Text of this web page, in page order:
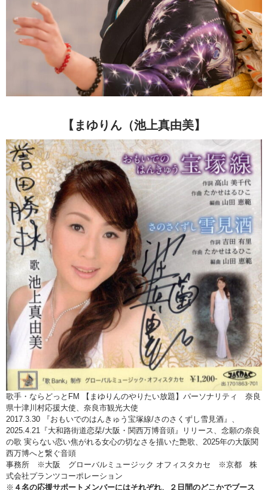
【まゆりん（池上真由美】
歌手・ならどっとFM 【まゆりんのやりたい放題】パーソナリティ 奈良
県十津川村応援大使、奈良市観光大使
2017.3.30 『おもいでのはんきゅう宝塚線/さのさくずし雪見酒』、
2025.4.21『大和路街道恋栞/大阪・関西万博音頭』リリース、念願の奈良
の歌 実らない恋い焦がれる女心の切なさを描いた艶歌、2025年の大阪関
西万博へと繋ぐ音頭
事務所 ※大阪 グローバルミュージック オフィスタカセ ※京都 株
式会社プランツコーポレーション
※ ４名の応援サポートメンバーにはそれぞれ、２日間のどこかでブース